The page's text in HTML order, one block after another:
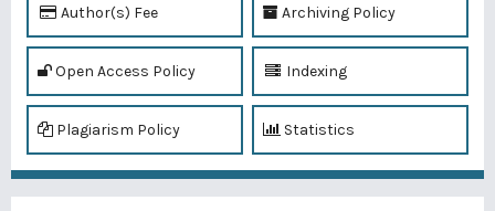
Author(s) Fee Archiving Policy
Open Access Policy Indexing
Plagiarism Policy Statistics